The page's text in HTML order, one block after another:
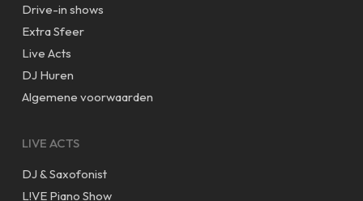
Drive-in shows
Extra Sfeer
Live Acts
DJ Huren
Algemene voorwaarden
LIVE ACTS
DJ & Saxofonist
L!VE Piano Show